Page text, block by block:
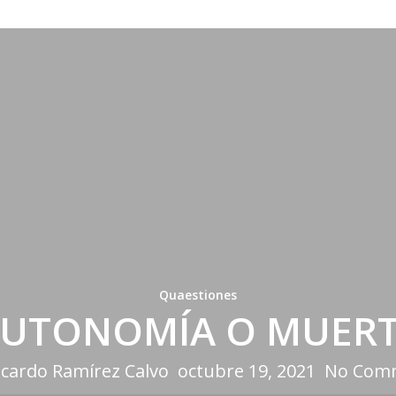
Quaestiones
O
Ramírez Calvo octubre 19, 2021 No